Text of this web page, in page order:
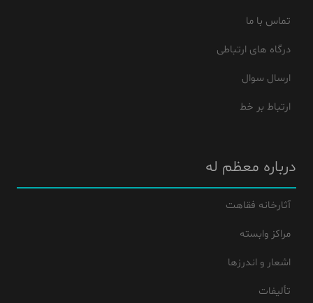
تماس با ما
درگاه های ارتباطی
ارسال سوال
ارتباط بر خط
درباره معظم له
آثارخانه فقاهت
مراکز وابسته
اشعار و اندرزها
تألیفات